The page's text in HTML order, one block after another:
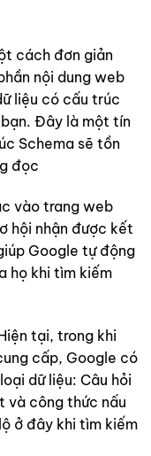
cách đơn giản
nội dung web
liệu có cấu trúc
Đây là một tín
Schema sẽ tồn
đọc
vào trang web
hội nhận được kết
Google tự động
họ khi tìm kiếm
tại, trong khi
cấp, Google có
dữ liệu: Câu hỏi
và công thức nấu
ở đây khi tìm kiếm